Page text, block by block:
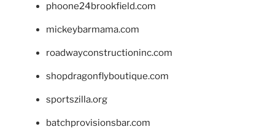
phoone24brookfield.com
mickeybarmama.com
roadwayconstructioninc.com
shopdragonflyboutique.com
sportszilla.org
batchprovisionsbar.com